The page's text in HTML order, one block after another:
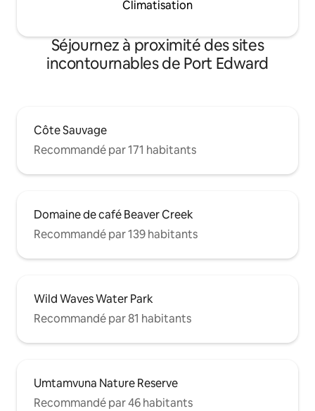
Climatisation
Séjournez à proximité des sites
incontournables de Port Edward
Côte Sauvage
Recommandé par 171 habitants
Domaine de café Beaver Creek
Recommandé par 139 habitants
Wild Waves Water Park
Recommandé par 81 habitants
Umtamvuna Nature Reserve
Recommandé par 46 habitants